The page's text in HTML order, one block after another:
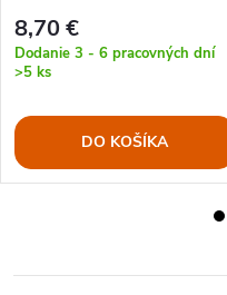
8,70 €
Dodanie 3 - 6 pracovných dní
>5 ks
DO KOŠÍKA